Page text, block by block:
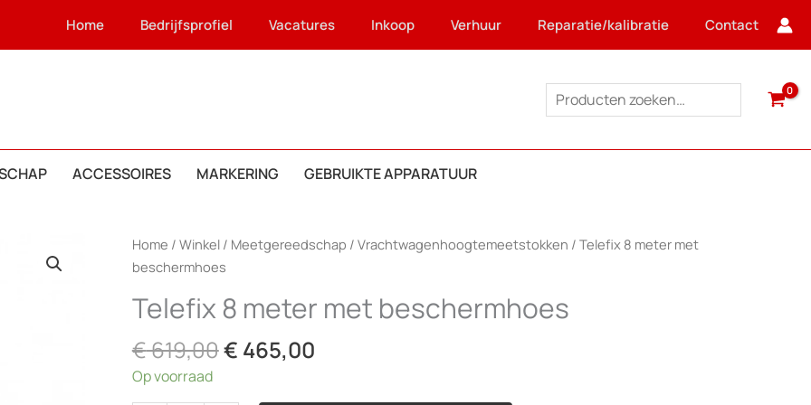
Home Bedrijfsprofiel Vacatures Inkoop Verhuur Reparatie/kalibratie Contact
Zoeken
ACCESSOIRES MARKERING GEBRUIKTE APPARATUUR
Home / Winkel/ Meetgereedschap / Vrachtwagenhoogtemeetstokken / Telefix 8 meter met
beschermhoes
Telefix 8 meter met beschermhoes
€619,00Oorspronkelijke
€ 465,00Huidige
Op voorraad